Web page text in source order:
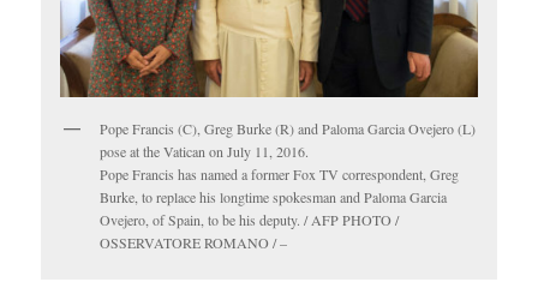
Pope Francis (C), Greg Burke (R) and Paloma Garcia Ovejero (L)
pose at the Vatican on July 11, 2016.
Pope Francis has named a former Fox TV correspondent, Greg
Burke, to replace his longtime spokesman and Paloma Garcia
Ovejero, of Spain, to be his deputy. / AFP PHOTO /
OSSERVATORE ROMANO / –